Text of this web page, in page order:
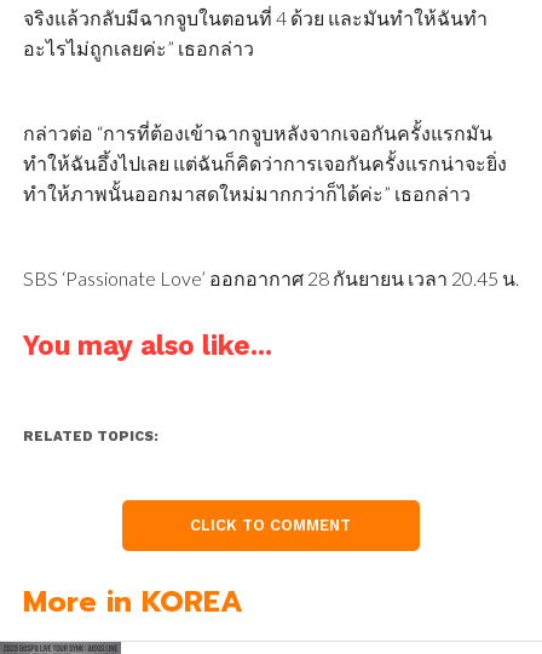
จริงแล้วกลับมีฉากจูบในตอนที่ 4 ด้วย และมันทำให้ฉันทำ
อะไรไม่ถูกเลยค่ะ” เธอกล่าว
กล่าวต่อ “การที่ต้องเข้าฉากจูบหลังจากเจอกันครั้งแรกมัน
ทำให้ฉันอึ้งไปเลย แต่ฉันก็คิดว่าการเจอกันครั้งแรกน่าจะยิ่ง
ทำให้ภาพนั้นออกมาสดใหม่มากกว่าก็ได้ค่ะ” เธอกล่าว
SBS ‘Passionate Love’ ออกอากาศ 28 กันยายน เวลา 20.45 น.
You may also like...
RELATED TOPICS:
CLICK TO COMMENT
More in KOREA